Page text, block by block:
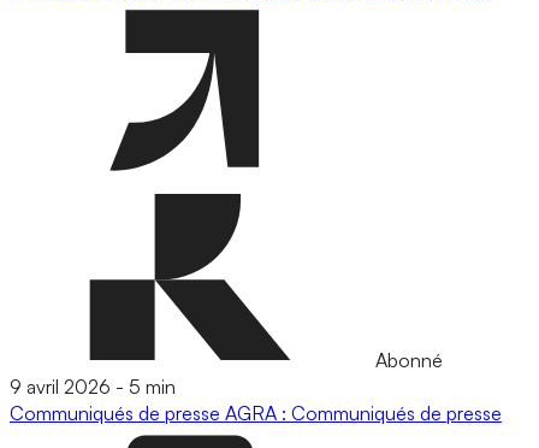
Abonné
9 avril 2026 - 5 min
Communiqués de presse AGRA : Communiqués de presse